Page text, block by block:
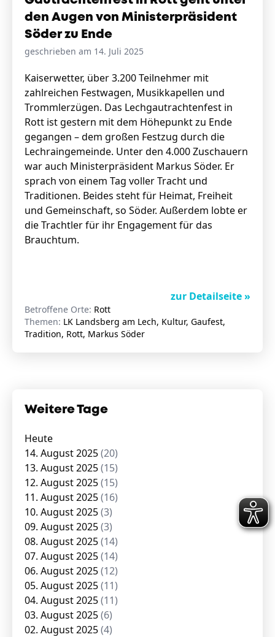
den Augen von Ministerpräsident
Söder zu Ende
geschrieben am 14. Juli 2025
Kaiserwetter, über 3.200 Teilnehmer mit
zahlreichen Festwagen, Musikkapellen und
Trommlerzügen. Das Lechgautrachtenfest in
Rott ist gestern mit dem Höhepunkt zu Ende
gegangen – dem großen Festzug durch die
Lechraingemeinde. Unter den 4.000 Zuschauern
war auch Ministerpräsident Markus Söder. Er
sprach von einem Tag voller Tracht und
Traditionen. Beides steht für Heimat, Freiheit
und Gemeinschaft, so Söder. Außerdem lobte er
die Trachtler für ihr Engagement für das
Brauchtum.
zur Detailseite »
Betroffene Orte: Rott
Themen: LK Landsberg am Lech, Kultur, Gaufest,
Tradition, Rott, Markus Söder
Weitere Tage
Heute
14. August 2025(20)
13. August 2025(15)
12. August 2025(15)
11. August 2025(16)
10. August 2025(3)
09. August 2025(3)
08. August 2025(14)
07. August 2025(14)
06. August 2025(12)
05. August 2025(11)
04. August 2025(11)
03. August 2025(6)
02. August 2025(4)